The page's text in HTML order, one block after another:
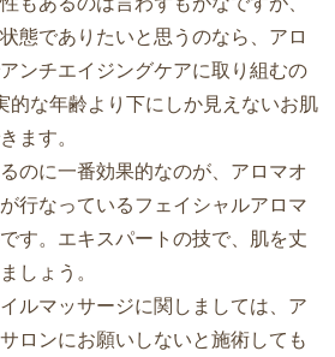
態でありたいと思うのなら、アロ
ンチエイジングケアに取り組むの
的な年齢より下にしか見えないお肌
ます。
のに一番効果的なのが、アロマオ
行なっているフェイシャルアロマ
す。エキスパートの技で、肌を丈
しょう。
ルマッサージに関しましては、ア
ロンにお願いしないと施術しても